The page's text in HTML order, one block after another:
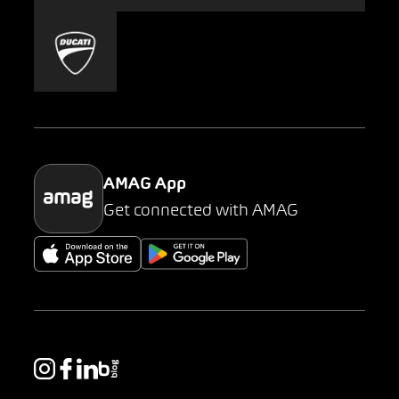
Mobility-as-a-Service
Parking
AMAG App
Get connected with AMAG